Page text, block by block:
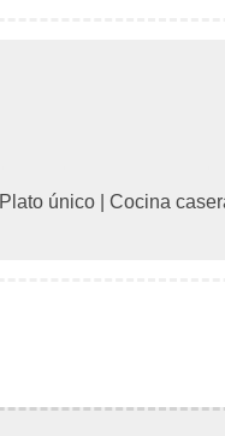
Plato único Cocina